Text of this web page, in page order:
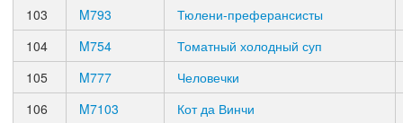
103
M793
Тюлени-преферансисты
104
M754
Томатный холодный суп
105
M777
Человечки
106
M7103
Кот да Винчи